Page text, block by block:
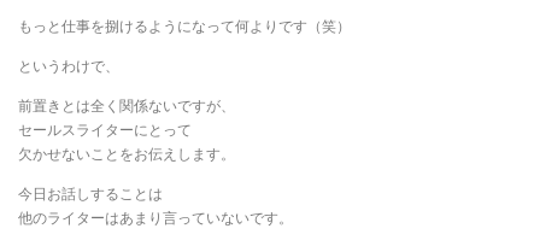
もっと仕事を捌けるようになって何よりです（笑）
というわけで、
前置きとは全く関係ないですが、
セールスライターにとって
欠かせないことをお伝えします。
今日お話しすることは
他のライターはあまり言っていないです。